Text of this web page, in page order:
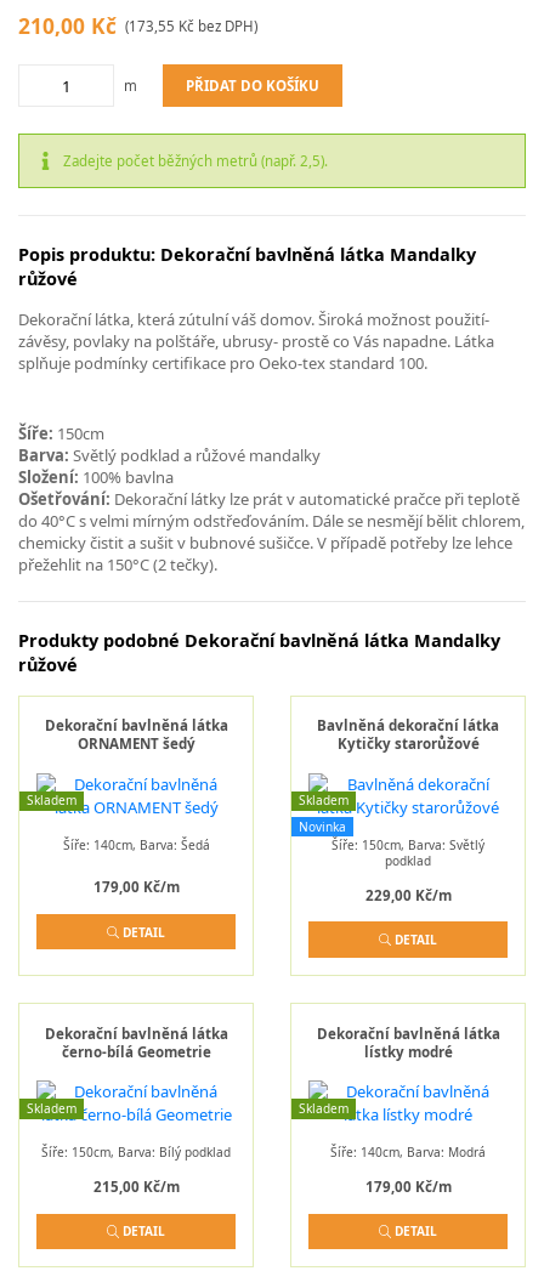
210,00 Kč (173,55 Kč bez DPH)
m PŘIDAT DO KOŠÍKU
Zadejte počet běžných metrů (např. 2,5).
Popis produktu: Dekorační bavlněná látka Mandalky
růžové
Dekorační látka, která zútulní váš domov. Široká možnost použití-
závěsy, povlaky na polštáře, ubrusy- prostě co Vás napadne. Látka
splňuje podmínky certifikace pro Oeko-tex standard 100.
Šíře: 150cm
Barva: Světlý podklad a růžové mandalky
Složení: 100% bavlna
Ošetřování: Dekorační látky lze prát v automatické pračce při teplotě
do 40°C s velmi mírným odstřeďováním. Dále se nesmějí bělit chlorem,
chemicky čistit a sušit v bubnové sušičce. V případě potřeby lze lehce
přežehlit na 150°C (2 tečky).
Produkty podobné Dekorační bavlněná látka Mandalky
růžové
Dekorační bavlněná látka
ORNAMENT šedý
Skladem
Šíře: 140cm, Barva: Šedá
179,00 Kč/m
DETAIL
Bavlněná dekorační látka
Kytičky starorůžové
Skladem
Novinka
Šíře: 150cm, Barva: Světlý
podklad
229,00 Kč/m
DETAIL
Dekorační bavlněná látka
černo-bílá Geometrie
Skladem
Šíře: 150cm, Barva: Bílý podklad
215,00 Kč/m
DETAIL
Dekorační bavlněná látka
lístky modré
Skladem
Šíře: 140cm, Barva: Modrá
179,00 Kč/m
DETAIL